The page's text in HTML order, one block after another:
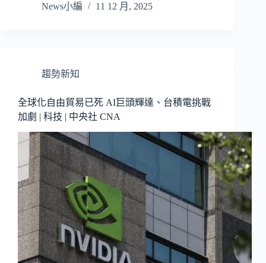
News小編
11 12 月, 2025
趨勢新知
全球化自由貿易已死 AI巨頭輝達、台積電挑戰
加劇 | 科技 | 中央社 CNA